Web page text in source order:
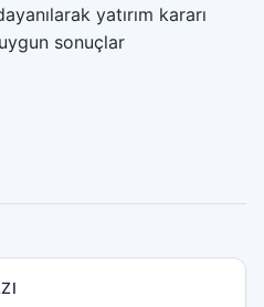
yatırım kararı
sonuçlar